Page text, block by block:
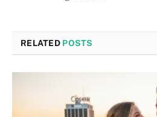
RELATED POSTS